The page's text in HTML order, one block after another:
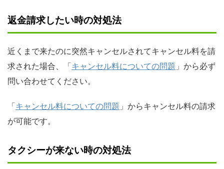
返金請求したい時の対処法
近くまで来たのに突然キャンセルされてキャンセル料を請
求された場合、「キャンセル料についての問題 」から必ず
問い合わせてください。
「キャンセル料についての問題 」からキャンセル料の請求
が可能です。
タクシーが来ない時の対処法